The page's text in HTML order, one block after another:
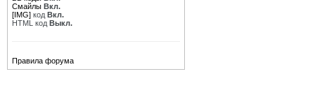
Смайлы Вкл.
[IMG] код Вкл.
HTML код Выкл.
Правила форума